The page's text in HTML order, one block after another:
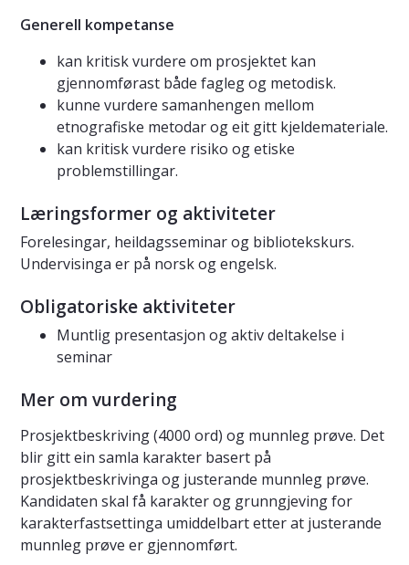
Generell kompetanse
kan kritisk vurdere om prosjektet kan
gjennomførast både fagleg og metodisk.
kunne vurdere samanhengen mellom
etnografiske metodar og eit gitt kjeldemateriale.
kan kritisk vurdere risiko og etiske
problemstillingar.
Læringsformer og aktiviteter
Forelesingar, heildagsseminar og bibliotekskurs.
Undervisinga er på norsk og engelsk.
Obligatoriske aktiviteter
Muntlig presentasjon og aktiv deltakelse i
seminar
Mer om vurdering
Prosjektbeskriving (4000 ord) og munnleg prøve. Det
blir gitt ein samla karakter basert på
prosjektbeskrivinga og justerande munnleg prøve.
Kandidaten skal få karakter og grunngjeving for
karakterfastsettinga umiddelbart etter at justerande
munnleg prøve er gjennomført.